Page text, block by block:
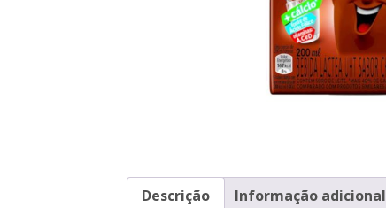
Descrição Informação adicional